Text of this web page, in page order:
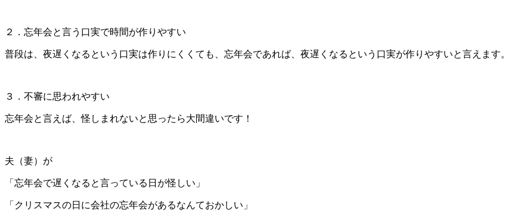
２．忘年会と言う口実で時間が作りやすい
普段は、夜遅くなるという口実は作りにくくても、忘年会であれば、夜遅くなるという口実が作りやすいと言えます。
３．不審に思われやすい
忘年会と言えば、怪しまれないと思ったら大間違いです！
夫（妻）が
「忘年会で遅くなると言っている日が怪しい」
「クリスマスの日に会社の忘年会があるなんておかしい」